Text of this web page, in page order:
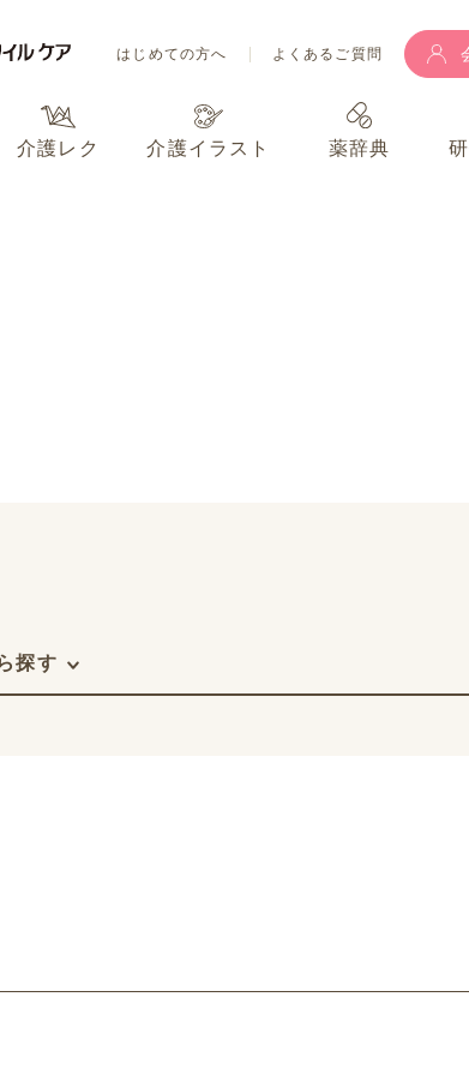
はじめての方へ よくあるご質問
介護レク 介護イラスト 薬辞典
探す